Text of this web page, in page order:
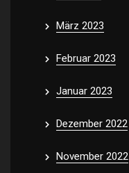
März 2023
Februar 2023
Januar 2023
Dezember 2022
November 2022